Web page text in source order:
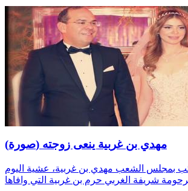
(صورة) مهدي بن غربية ينعى زوجته
بمجلس الشعب مهدي بن غربية، عشية اليوم